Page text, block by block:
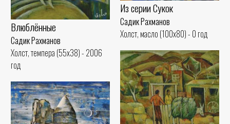
Влюблённые
Садик Рахманов
Холст, темпера (55x38) - 2006
год
Из серии Сукок
Садик Рахманов
Холст, масло (100x80) - 0 год